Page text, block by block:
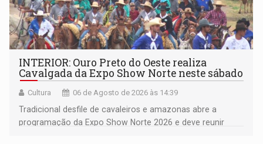
INTERIOR: Ouro Preto do Oeste realiza
Cavalgada da Expo Show Norte neste sábado
Cultura 06 de Agosto de 2026 às 14:39
Tradicional desfile de cavaleiros e amazonas abre a
programação da Expo Show Norte 2026 e deve reunir